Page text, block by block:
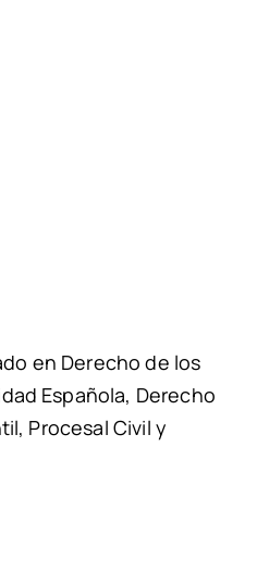
en Derecho de los
Española, Derecho
Procesal Civil y